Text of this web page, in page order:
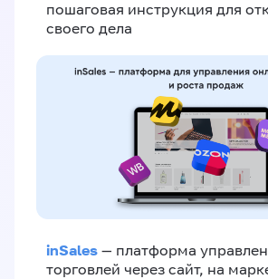
пошаговая инструкция для
своего дела
inSales — платформа
торговлей через сайт, на